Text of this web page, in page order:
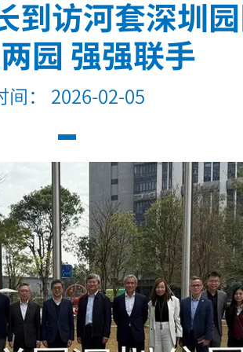
到访河套深圳
园 强强联手
间： 2026-02-05